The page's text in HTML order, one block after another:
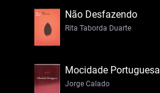
Não Desfazendo
Rita Taborda Duarte
Mocidade Portuguesa
Jorge Calado